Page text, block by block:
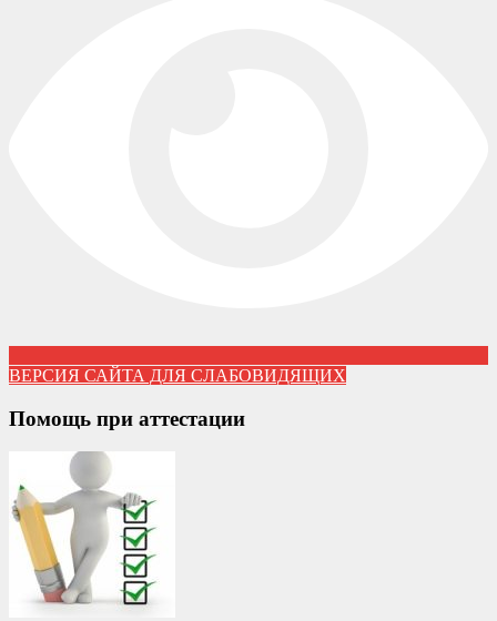
ВЕРСИЯ САЙТА ДЛЯ СЛАБОВИДЯЩИХ
Помощь при аттестации